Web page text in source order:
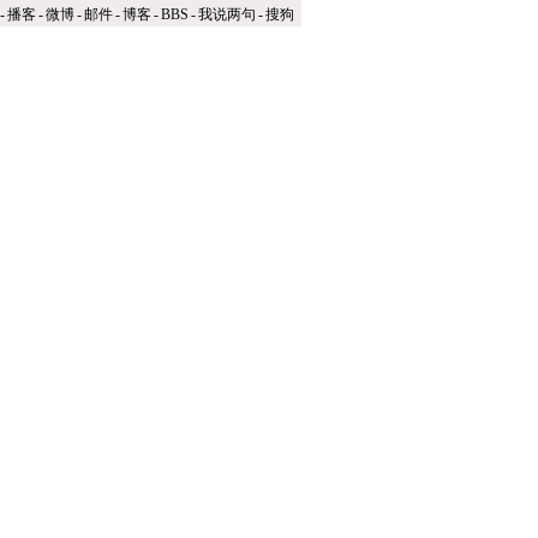
-播客-微博-邮件-博客-BBS -我说两句 -搜狗